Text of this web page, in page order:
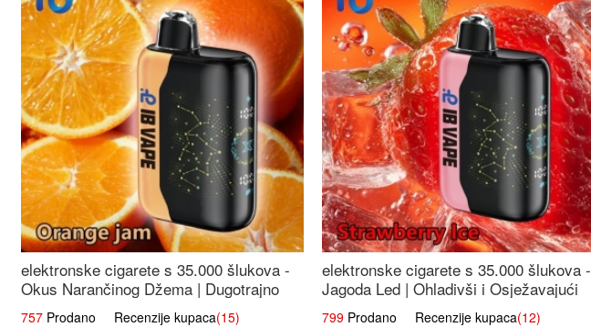
elektronske cigarete s 35.000 šlukova -
Okus Narančinog Džema | Dugotrajno
Iskustvo
757 Prodano Recenzije kupaca(15)
elektronske cigarete s 35.000 šlukova -
Jagoda Led | Ohladivši i Osježavajući
Okus
799Prodano Recenzije kupaca(12)